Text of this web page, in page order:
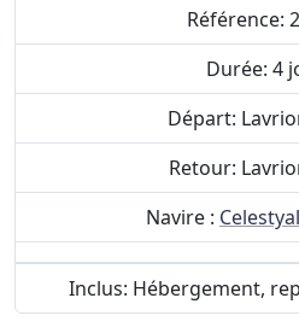
Référence:
Durée: 4
Départ:
Retour:
Navire :
Inclus: Hébergement,